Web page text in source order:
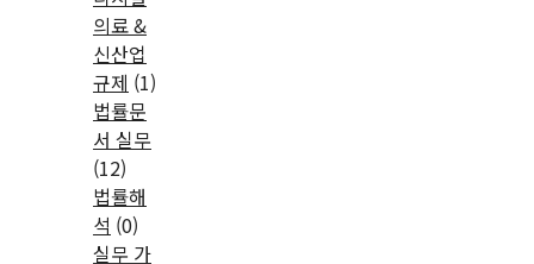
의료 &
신산업
규제 (1)
법률문
서 실무
(12)
법률해
석 (0)
실무 가